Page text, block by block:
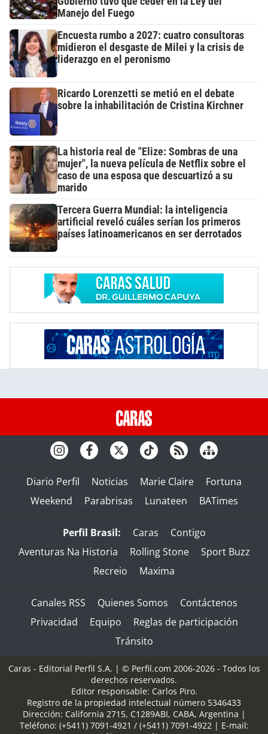
Manejo del Fuego
Encuesta rumbo a 2027: cuatro consultoras
midieron el desgaste de Milei y la crisis de
liderazgo en el peronismo
Ricardo Lorenzetti se metió en el debate
sobre la inhabilitación de Cristina Kirchner
La historia real de "Elize: Sombras de una
mujer", la nueva película de Netflix sobre el
caso de una esposa que descuartizó a su
marido
Tercera Guerra Mundial: la inteligencia
artificial reveló cuáles serían los primeros
países latinoamericanos en ser derrotados
Diario Perfil Noticias Marie Claire
Fortuna
Weekend
Parabrisas Lunateen BATimes
Perfil Brasil: Caras
Contigo
Aventuras Na Historia
Rolling Stone
Sport Buzz
Recreio
Maxima
Canales RSS Quienes Somos
Contáctenos
Privacidad
Equipo
Reglas de participación
Tránsito
Caras - Editorial Perfil S.A. | © Perfil.com 2006-2026 - Todos los
derechos reservados.
Editor responsable: Carlos Piro.
Registro de la propiedad intelectual número 5346433
Dirección: California 2715, C1289ABI, CABA, Argentina |
Teléfono: (+5411) 7091-4921 / (+5411) 7091-4922 | E-mail: